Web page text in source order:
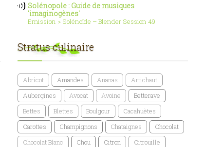
Solénopole : Guide de musiques
'imaginogènes'
Emission > Solénoïde – Blender Session 49
Stratus culinaire
Abricot Amandes Ananas
Artichaut
Aubergines
Avocat Avoine
Betterave
Bettes
Blettes Boulgour
Cacahuètes
Carottes
Champignons Chataignes
Chocolat
Chocolat Blanc
Chou Citron
Citrouille